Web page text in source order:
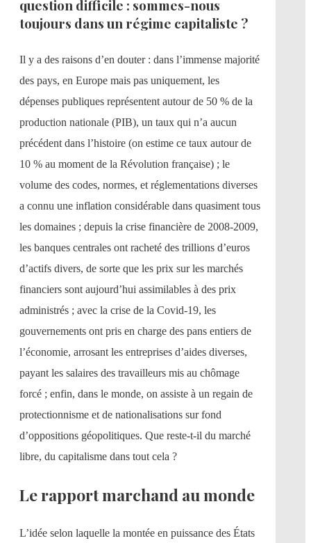
question difficile : sommes-nous
toujours dans un régime capitaliste ?
Il y a des raisons d’en douter : dans l’immense majorité
des pays, en Europe mais pas uniquement, les
dépenses publiques représentent autour de 50 % de la
production nationale (PIB), un taux qui n’a aucun
précédent dans l’histoire (on estime ce taux autour de
10 % au moment de la Révolution française) ; le
volume des codes, normes, et réglementations diverses
a connu une inflation considérable dans quasiment tous
les domaines ; depuis la crise financière de 2008-2009,
les banques centrales ont racheté des trillions d’euros
d’actifs divers, de sorte que les prix sur les marchés
financiers sont aujourd’hui assimilables à des prix
administrés ; avec la crise de la Covid-19, les
gouvernements ont pris en charge des pans entiers de
l’économie, arrosant les entreprises d’aides diverses,
payant les salaires des travailleurs mis au chômage
forcé ; enfin, dans le monde, on assiste à un regain de
protectionnisme et de nationalisations sur fond
d’oppositions géopolitiques. Que reste-t-il du marché
libre, du capitalisme dans tout cela ?
Le rapport marchand au monde
L’idée selon laquelle la montée en puissance des États